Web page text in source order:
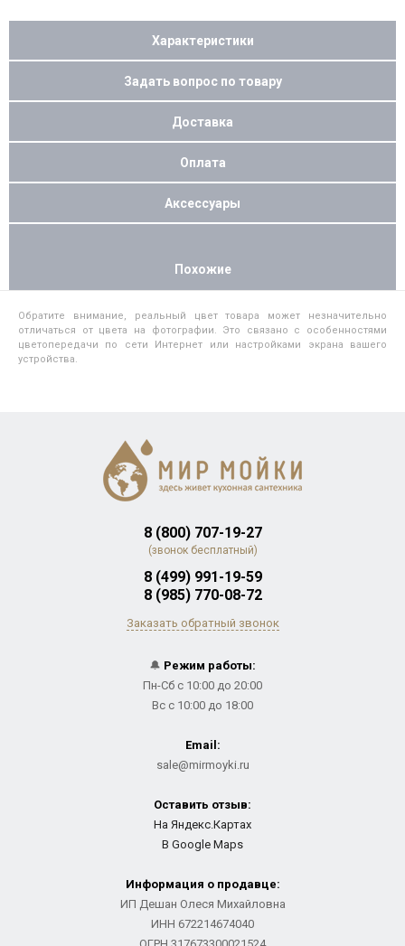
Характеристики
Задать вопрос по товару
Доставка
Оплата
Аксессуары
Похожие
Обратите внимание, реальный цвет товара может незначительно
отличаться от цвета на фотографии. Это связано с особенностями
цветопередачи по сети Интернет или настройками экрана вашего
устройства.
8 (800) 707-19-27
(звонок бесплатный)
8 (499) 991-19-59
8 (985) 770-08-72
Заказать обратный звонок
🔔 Режим работы:
Пн-Сб с 10:00 до 20:00
Вс с 10:00 до 18:00
Email:
sale@mirmoyki.ru
Оставить отзыв:
На Яндекс.Картах
В Google Maps
Информация о продавце:
ИП Дешан Олеся Михайловна
ИНН 672214674040